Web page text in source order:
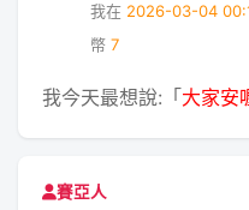
我在 2026-03-04
幣 7
我今天最想說:「大家安
賽亞人